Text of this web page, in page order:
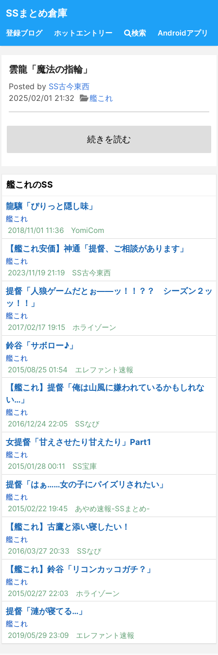
SSまとめ倉庫
登録ブログ ホットエントリー 検索 Androidアプリ
雲龍「魔法の指輪」
Posted by SS古今東西
2025/02/01 21:32
艦これ
続きを読む
艦これのSS
龍驤「ぴりっと隠し味」
艦これ
2018/11/01 11:36
YomiCom
【艦これ安価】神通「提督、ご相談があります」
艦これ
2023/11/19 21:19
SS古今東西
提督「人狼ゲームだとぉ――ッ！！？？ シーズン２ッ
ッ！！」
艦これ
2017/02/17 19:15
ホライゾーン
鈴谷「サボロー♪」
艦これ
2015/08/25 01:54
エレファント速報
【艦これ】提督「俺は山風に嫌われているかもしれな
い…」
艦これ
2016/12/24 22:05
SSなび
女提督「甘えさせたり甘えたり」Part1
艦これ
2015/01/28 00:11
SS宝庫
提督「はぁ……女の子にパイズリされたい」
艦これ
2015/02/22 19:45
あやめ速報-SSまとめ-
【艦これ】古鷹と添い寝したい！
艦これ
2016/03/27 20:33
SSなび
【艦これ】鈴谷「リコンカッコガチ？」
艦これ
2015/02/27 22:03
ホライゾーン
提督「漣が寝てる…」
艦これ
2019/05/29 23:09
エレファント速報